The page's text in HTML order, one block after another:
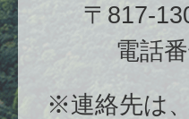
〒817-
電話
※連絡先は